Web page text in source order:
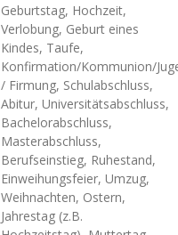
Geburtstag, Hochzeit,
Verlobung, Geburt eines
Kindes, Taufe,
Konfirmation/Kommunion/
/ Firmung, Schulabschluss,
Abitur, Universitätsabschluss,
Bachelorabschluss,
Masterabschluss,
Berufseinstieg, Ruhestand,
Einweihungsfeier, Umzug,
Weihnachten, Ostern,
Jahrestag (z.B.